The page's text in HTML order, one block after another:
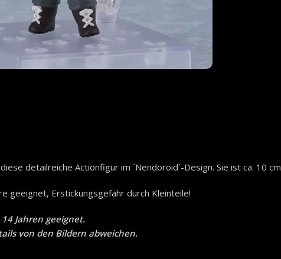
detailreiche Actionfigur im ´Nendoroid´-Design. Sie ist ca. 10
geeignet, Erstickungsgefahr durch Kleinteile!
Jahren geeignet.
von den Bildern abweichen.